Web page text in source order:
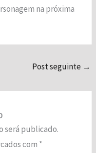
na próxima
Post seguinte →
será publicado.
com *
funcione o
melhor possível
visita. Se você
algumas
funcionalidades
desaparecerão